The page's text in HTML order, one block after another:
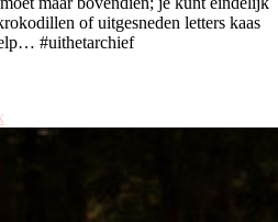
of uitgesneden letters kaas
#uithetarchief